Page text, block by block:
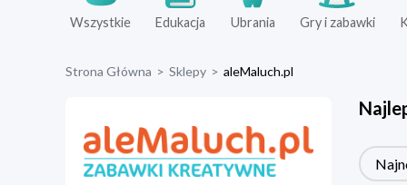
Wszystkie Edukacja Ubrania Gry i zabawki
Strona Główna > Sklepy > aleMaluch.pl